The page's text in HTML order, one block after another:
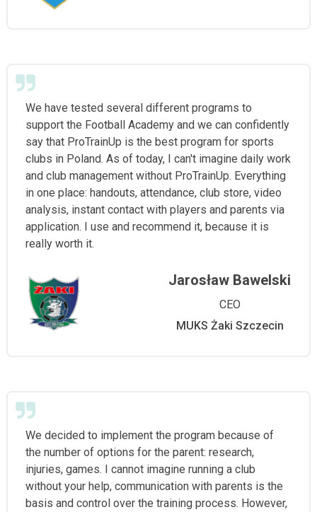
We have tested several different programs to
support the Football Academy and we can confidently
say that ProTrainUp is the best program for sports
clubs in Poland. As of today, I can't imagine daily work
and club management without ProTrainUp. Everything
in one place: handouts, attendance, club store, video
analysis, instant contact with players and parents via
application. I use and recommend it, because it is
really worth it.
Jarosław Bawelski
CEO
MUKS Żaki Szczecin
We decided to implement the program because of
the number of options for the parent: research,
injuries, games. I cannot imagine running a club
without your help, communication with parents is the
basis and control over the training process. However,